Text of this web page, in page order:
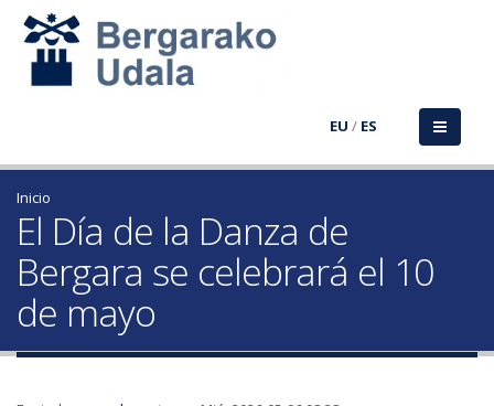
EU / ES
Inicio
El Día de la Danza de
Bergara se celebrará el 10
de mayo